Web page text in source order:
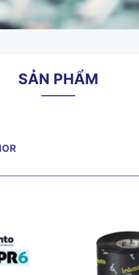
SẢN PHẨM